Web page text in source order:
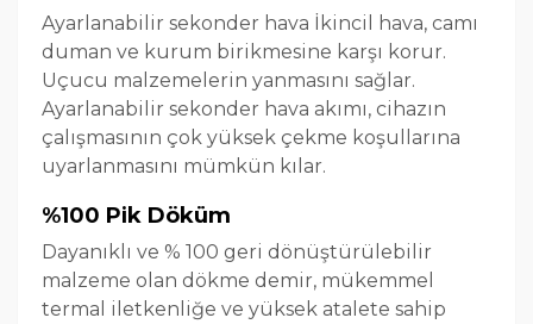
Ayarlanabilir sekonder hava İkincil hava, camı
duman ve kurum birikmesine karşı korur.
Uçucu malzemelerin yanmasını sağlar.
Ayarlanabilir sekonder hava akımı, cihazın
çalışmasının çok yüksek çekme koşullarına
uyarlanmasını mümkün kılar.
%100 Pik Döküm
Dayanıklı ve % 100 geri dönüştürülebilir
malzeme olan dökme demir, mükemmel
termal iletkenliğe ve yüksek atalete sahip